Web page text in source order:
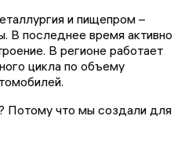
и пищепром –
В последнее время активно
В регионе работает
цикла по объему
Потому что мы создали для